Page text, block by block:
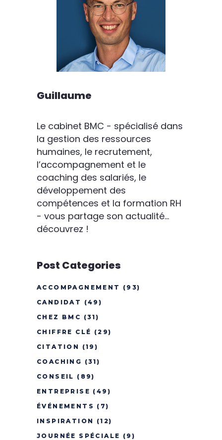
Guillaume
Le cabinet BMC - spécialisé dans
la gestion des ressources
humaines, le recrutement,
l’accompagnement et le
coaching des salariés, le
développement des
compétences et la formation RH
- vous partage son actualité...
découvrez !
Post Categories
ACCOMPAGNEMENT
(93)
CANDIDAT
(49)
CHEZ BMC (31)
CHIFFRE CLÉ (29)
CITATION
(19)
COACHING (31)
CONSEIL (89)
ENTREPRISE (49)
ÉVÉNEMENTS (7)
INSPIRATION
(12)
JOURNÉE SPÉCIALE (9)